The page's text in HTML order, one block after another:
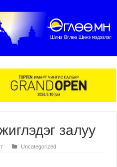
залуу
Uncategorized